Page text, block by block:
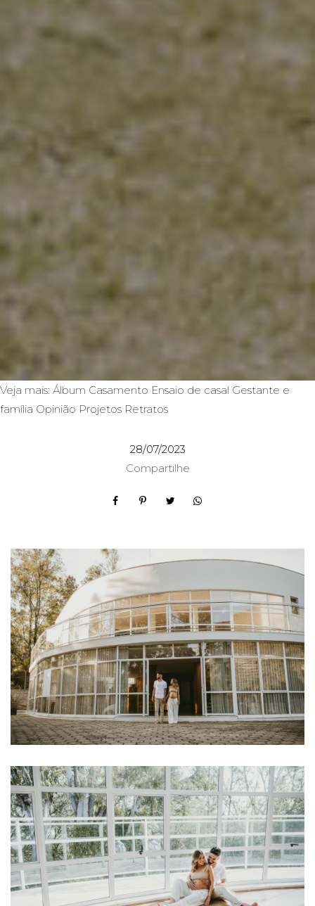
Veja mais: Álbum Casamento Ensaio de casal Gestante e
família Opinião Projetos Retratos
28/07/2023
Compartilhe